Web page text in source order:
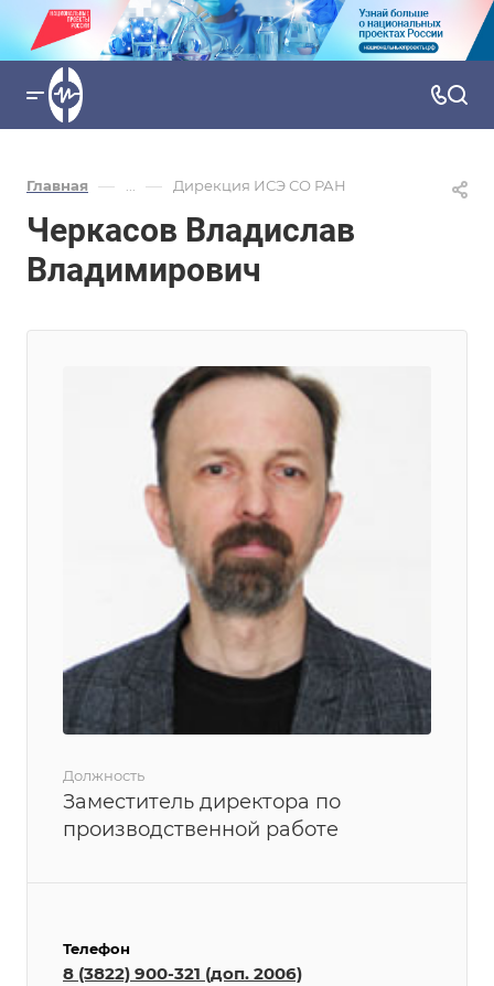
Главная — ... — Дирекция ИСЭ СО РАН
Черкасов Владислав
Владимирович
Должность
Заместитель директора по
производственной работе
Телефон
8 (3822) 900-321 (доп. 2006)